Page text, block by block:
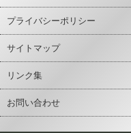
プライバシーポリシー
サイトマップ
リンク集
お問い合わせ